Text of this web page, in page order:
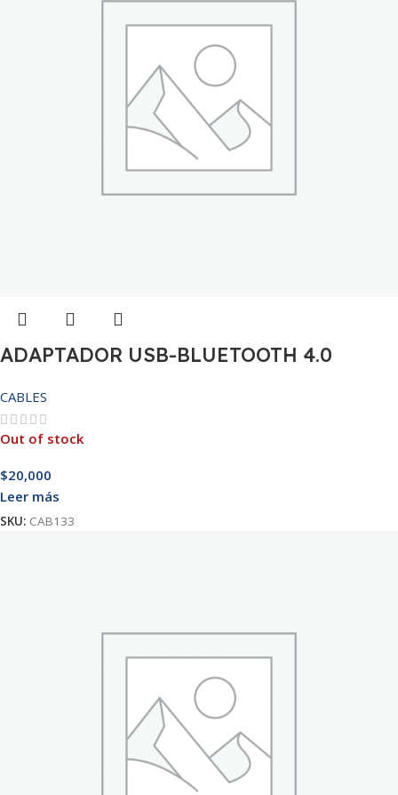
ADAPTADOR USB-BLUETOOTH 4.0
CABLES
Out of stock
$20,000
Leer más
SKU: CAB133